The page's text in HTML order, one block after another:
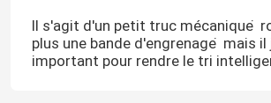
Il s'agit d'un petit truc mécanique
plus une bande d'engrenage ̇ mais
important pour rendre le tri